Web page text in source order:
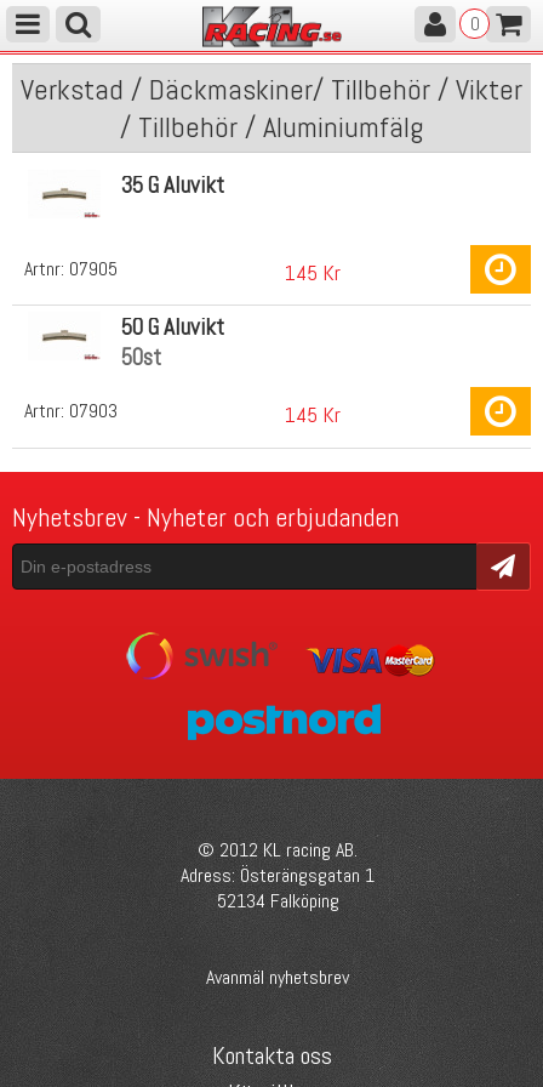
0
Verkstad / Däckmaskiner/ Tillbehör / Vikter
/ Tillbehör / Aluminiumfälg
Artnr: 07905
35 G Aluvikt
145 Kr
Artnr: 07903
50 G Aluvikt
50st
145 Kr
Nyhetsbrev - Nyheter och erbjudanden
Skicka
© 2012 KL racing AB.
Adress: Österängsgatan 1
52134 Falköping
Avanmäl nyhetsbrev
Kontakta oss